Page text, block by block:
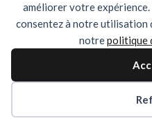
améliorer votre expérience.
consentez à notre utilisation
notrepolitique
🌴✨
DU 03 AOUT